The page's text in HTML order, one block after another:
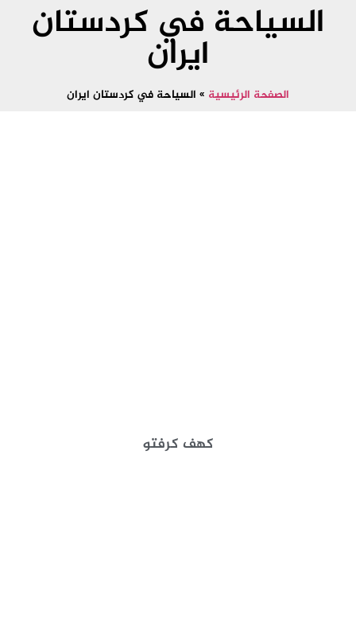
السياحة في كردستان
ايران
الصفحة الرئيسية » السياحة في كردستان ايران
كهف كرفتو